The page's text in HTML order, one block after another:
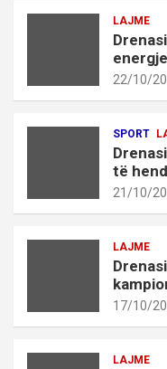
LAJME
22/10/
SPORT
të
21/10/
LAJME
17/10/
LAJME